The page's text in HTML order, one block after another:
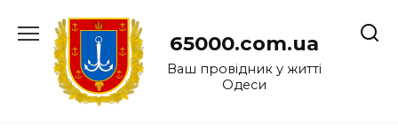
до
65000.com.ua
Ваш провідник у житті
Одеси